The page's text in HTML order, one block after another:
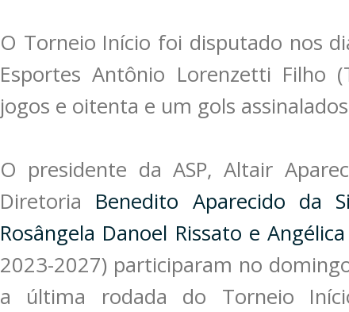
O Torneio Início foi disputado nos
Esportes Antônio Lorenzetti Filho
jogos e oitenta e um gols
O presidente da ASP, Altair
Diretoria Benedito Aparecido da
Rosângela Danoel Rissato e
2023-2027) participaram no
a última rodada do Torneio